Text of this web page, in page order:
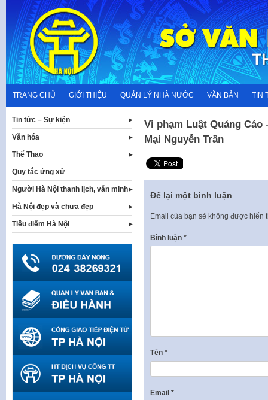
content
TRANG CHỦ GIỚI THIỆU QUẢN LÝ NHÀ NƯỚC VĂN BẢN TIN
Vi phạm Luật Quảng
Mại Nguyễn Trần
Để lại một bình luận
Email của bạn sẽ không được hiển
Bình luận *
Tên *
Email *
Tin tức – Sự kiện
Văn hóa
Thể Thao
Quy tắc ứng xử
Người Hà Nội thanh lịch, văn minh
Hà Nội đẹp và chưa đẹp
Tiêu điểm Hà Nội